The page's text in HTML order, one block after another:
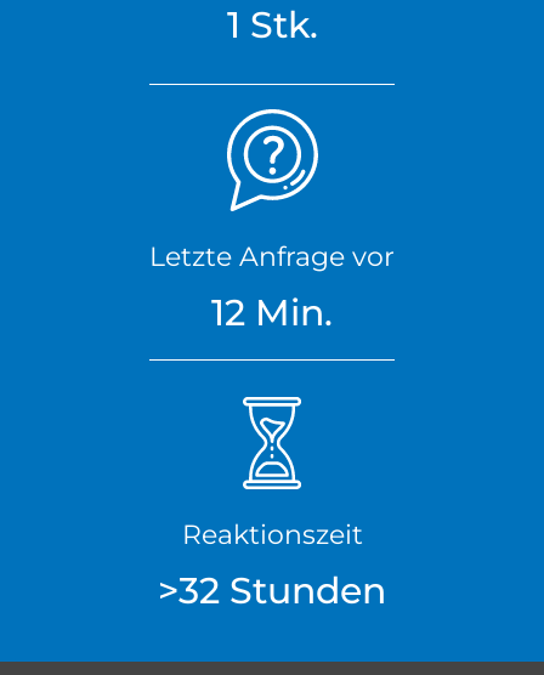
1 Stk.
Letzte Anfrage vor
12 Min.
Reaktionszeit
>32 Stunden